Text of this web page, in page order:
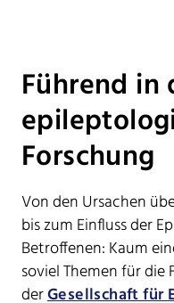
Führend in
Forschung
Von den Ursachen
bis zum Einfluss der
Betroffenen: Kaum
soviel Themen für die
derGesellschaft für